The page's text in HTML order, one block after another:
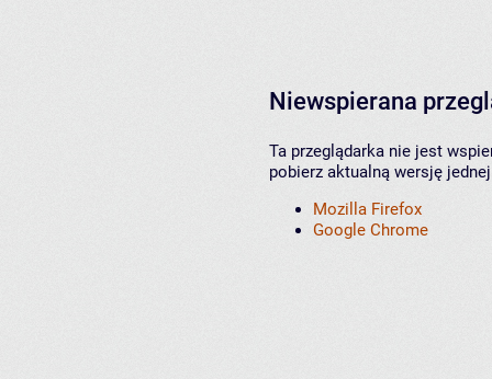
Niewspierana
Ta przeglądarka nie jest
pobierz aktualną wersję
Mozilla Firefox
Google Chrome